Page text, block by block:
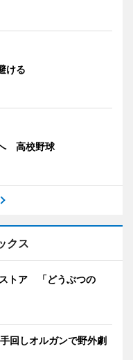
ける
高校野球
クス
トア 「どうぶつの
回しオルガンで野外劇